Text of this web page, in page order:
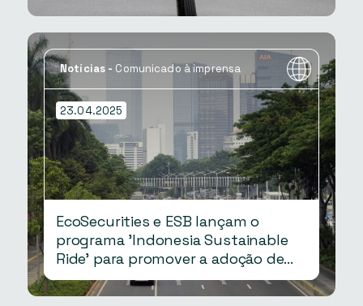
em toda a África
Notícias - Comunicado à imprensa
23.04.2025
EcoSecurities e ESB lançam o
programa 'Indonesia Sustainable
Ride' para promover a adoção de
veículos elétricos e a redução de
emissões de CO2